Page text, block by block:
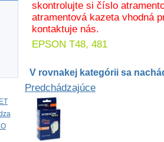
skontrolujte si číslo
atramentová kazeta vhodná
kontaktuje nás.
EPSON T48, 481
V rovnakej kategórii sa
Predchádzajúce